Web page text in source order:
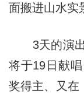
面搬进山水实
3天的演出
将于19日献
奖得主、又在